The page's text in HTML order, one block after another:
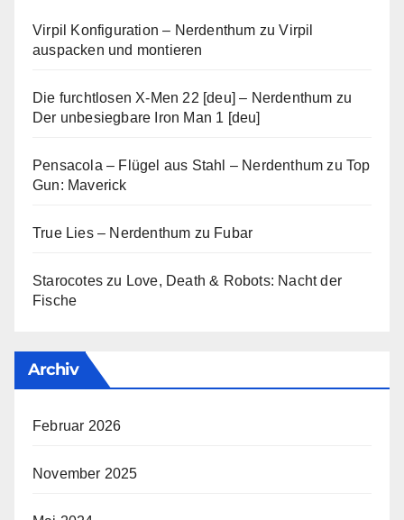
Virpil Konfiguration – Nerdenthum zuVirpil
auspacken und montieren
Die furchtlosen X-Men 22 [deu] – Nerdenthum zu
Der unbesiegbare Iron Man 1 [deu]
Pensacola – Flügel aus Stahl – Nerdenthum zuTop
Gun: Maverick
True Lies – Nerdenthum zu Fubar
Starocotes zu Love, Death & Robots: Nacht der
Fische
Archiv
Februar 2026
November 2025